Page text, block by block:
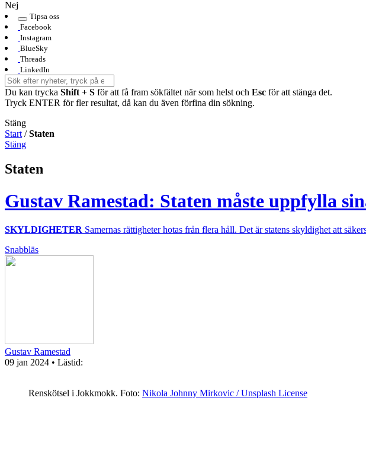
Nej
Tipsa oss
Facebook
Instagram
BlueSky
Threads
LinkedIn
Du kan trycka Shift + S för att få fram sökfältet när som helst och Esc för att stänga det.
Tryck ENTER för fler resultat, då kan du även förfina din sökning.
Stäng
Start /Staten
Stäng
Staten
Gustav Ramestad: Staten måste uppfylla
SKYLDIGHETER Samernas rättigheter hotas från flera håll. Det är statens skyldighet att
Snabbläs
Gustav Ramestad
09 jan 2024 • Lästid:
Renskötsel i Jokkmokk. Foto: Nikola Johnny Mirkovic / Unsplash License